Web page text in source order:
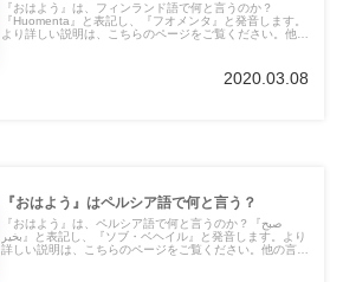
『おはよう』は、フィンランド語で何と言うのか？
『Huomenta』と表記し、『フオメンタ』と発音します。
より詳しい説明は、こちらのページをご覧ください。他の
2020.03.08
『おはよう』はペルシア語で何と言う？
『おはよう』は、ペルシア語で何と言うのか？『صبح
بخیر』と表記し、『ソブ・ベヘイル』と発音します。より
詳しい説明は、こちらのページをご覧ください。他の言語